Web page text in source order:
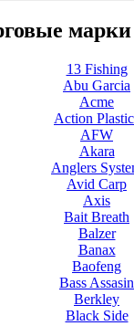
марки
13 Fishing
Abu Garcia
Acme
Action
AFW
Akara
Anglers
Avid Carp
Axis
Bait Breath
Balzer
Banax
Baofeng
Bass Assasin
Berkley
Black Side